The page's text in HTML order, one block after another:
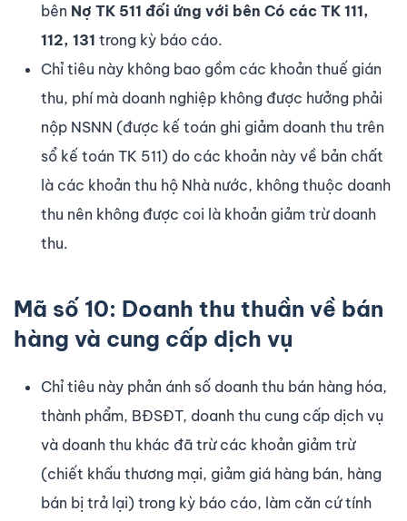
bên Nợ TK 511 đối ứng với bên Có các TK 111,
112, 131 trong kỳ báo cáo.
Chỉ tiêu này không bao gồm các khoản thuế gián
thu, phí mà doanh nghiệp không được hưởng phải
nộp NSNN (được kế toán ghi giảm doanh thu trên
sổ kế toán TK 511) do các khoản này về bản chất
là các khoản thu hộ Nhà nước, không thuộc doanh
thu nên không được coi là khoản giảm trừ doanh
thu.
Mã số 10: Doanh thu thuần về bán
hàng và cung cấp dịch vụ
Chỉ tiêu này phản ánh số doanh thu bán hàng hóa,
thành phẩm, BĐSĐT, doanh thu cung cấp dịch vụ
và doanh thu khác đã trừ các khoản giảm trừ
(chiết khấu thương mại, giảm giá hàng bán, hàng
bán bị trả lại) trong kỳ báo cáo, làm căn cứ tính